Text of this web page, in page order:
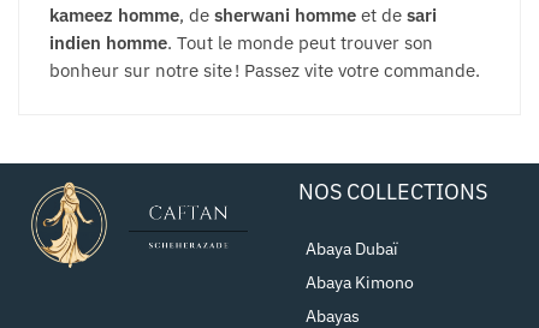
kameez homme, de sherwani homme et de sari
indien homme. Tout le monde peut trouver son
bonheur sur notre site ! Passez vite votre commande.
NOS COLLECTIONS
Abaya Dubaï
Abaya Kimono
Abayas